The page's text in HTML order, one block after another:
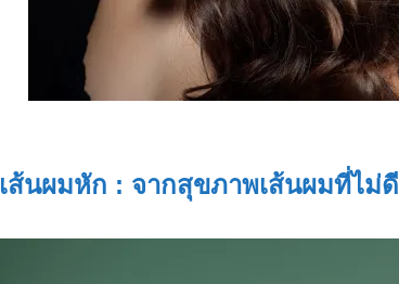
เส้นผมหัก : จากสุขภาพเส้นผมที่ไม่ดี